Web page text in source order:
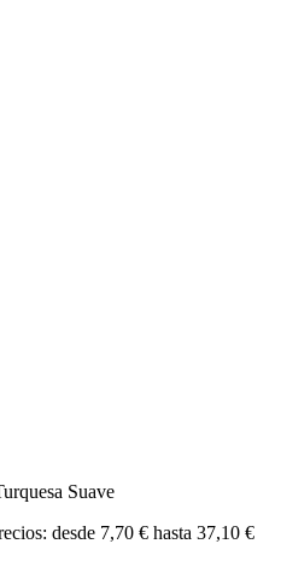
Suave
desde 7,70 € hasta 37,10 €